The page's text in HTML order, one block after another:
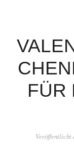
FÜR
Veröffentlicht